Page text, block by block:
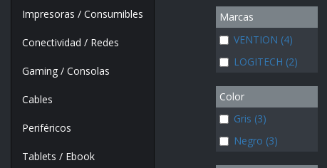
Impresoras / Consumibles
Conectividad / Redes
Gaming / Consolas
Cables
Periféricos
Tablets / Ebook
Marcas
VENTION (4)
LOGITECH (2)
Color
Gris (3)
Negro (3)